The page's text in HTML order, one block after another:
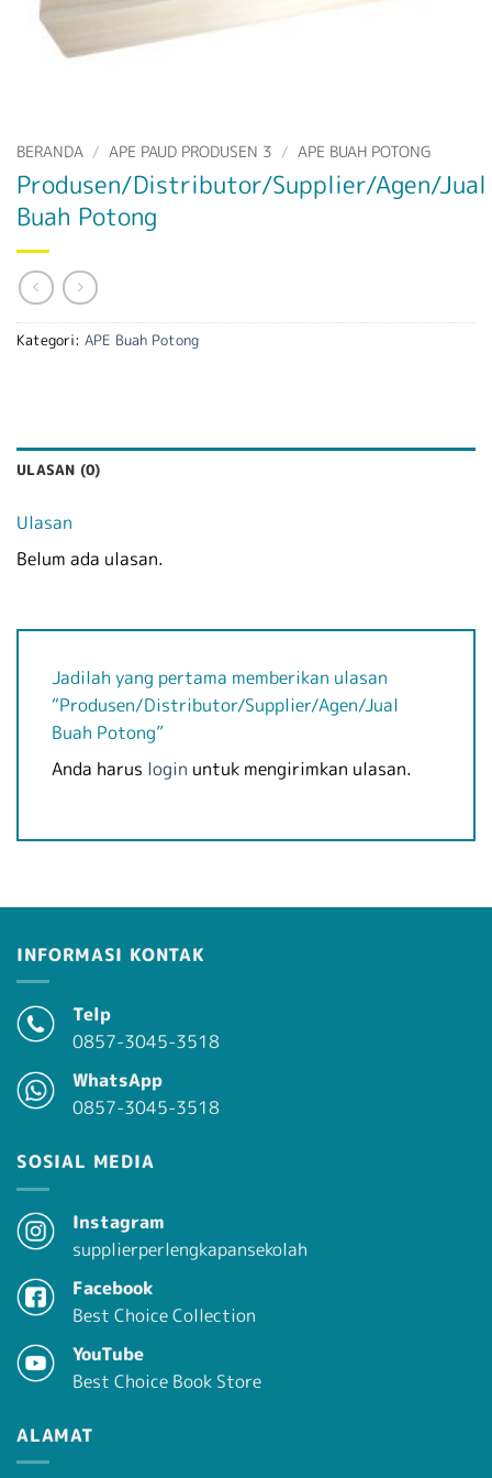
BERANDA / APE PAUD PRODUSEN 3 / APE BUAH POTONG
Produsen/Distributor/Supplier/Agen/Jual
Buah Potong
Kategori: APE Buah Potong
ULASAN (0)
Ulasan
Belum ada ulasan.
Jadilah yang pertama memberikan ulasan
“Produsen/Distributor/Supplier/Agen/Jual
Buah Potong”
Anda harus login untuk mengirimkan ulasan.
INFORMASI KONTAK
Telp
0857-3045-3518
WhatsApp
0857-3045-3518
SOSIAL MEDIA
Instagram
supplierperlengkapansekolah
Facebook
Best Choice Collection
YouTube
Best Choice Book Store
ALAMAT